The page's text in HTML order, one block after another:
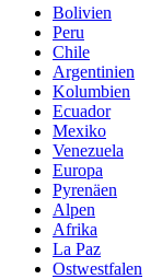
Bolivien
Peru
Chile
Argentinien
Kolumbien
Ecuador
Mexiko
Venezuela
Europa
Pyrenäen
Alpen
Afrika
La Paz
Ostwestfalen